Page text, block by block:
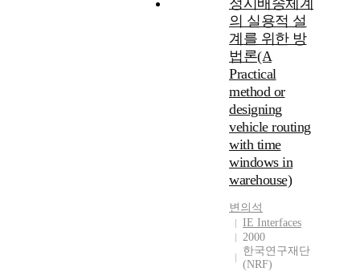
정시배송체계
의 실용적 설
계를 위한 방
법론(A
Practical
method or
designing
vehicle routing
with time
windows in
warehouse)
변의석
IE Interfaces
2000
한국연구재단
(NRF)